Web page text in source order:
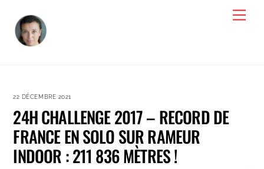
content
22 DÉCEMBRE 2021
24H CHALLENGE 2017 – RECORD DE
FRANCE EN SOLO SUR RAMEUR
INDOOR : 211 836 MÈTRES !